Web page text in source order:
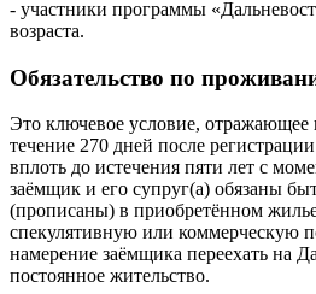
- участники программы
возраста.
Обязательство по
Это ключевое условие,
течение 270 дней после
вплоть до истечения пяти лет с
заёмщик и его супруг(а) обязаны
(прописаны) в приобретённом
спекулятивную или коммерческую
намерение заёмщика переехать на
постоянное жительство.